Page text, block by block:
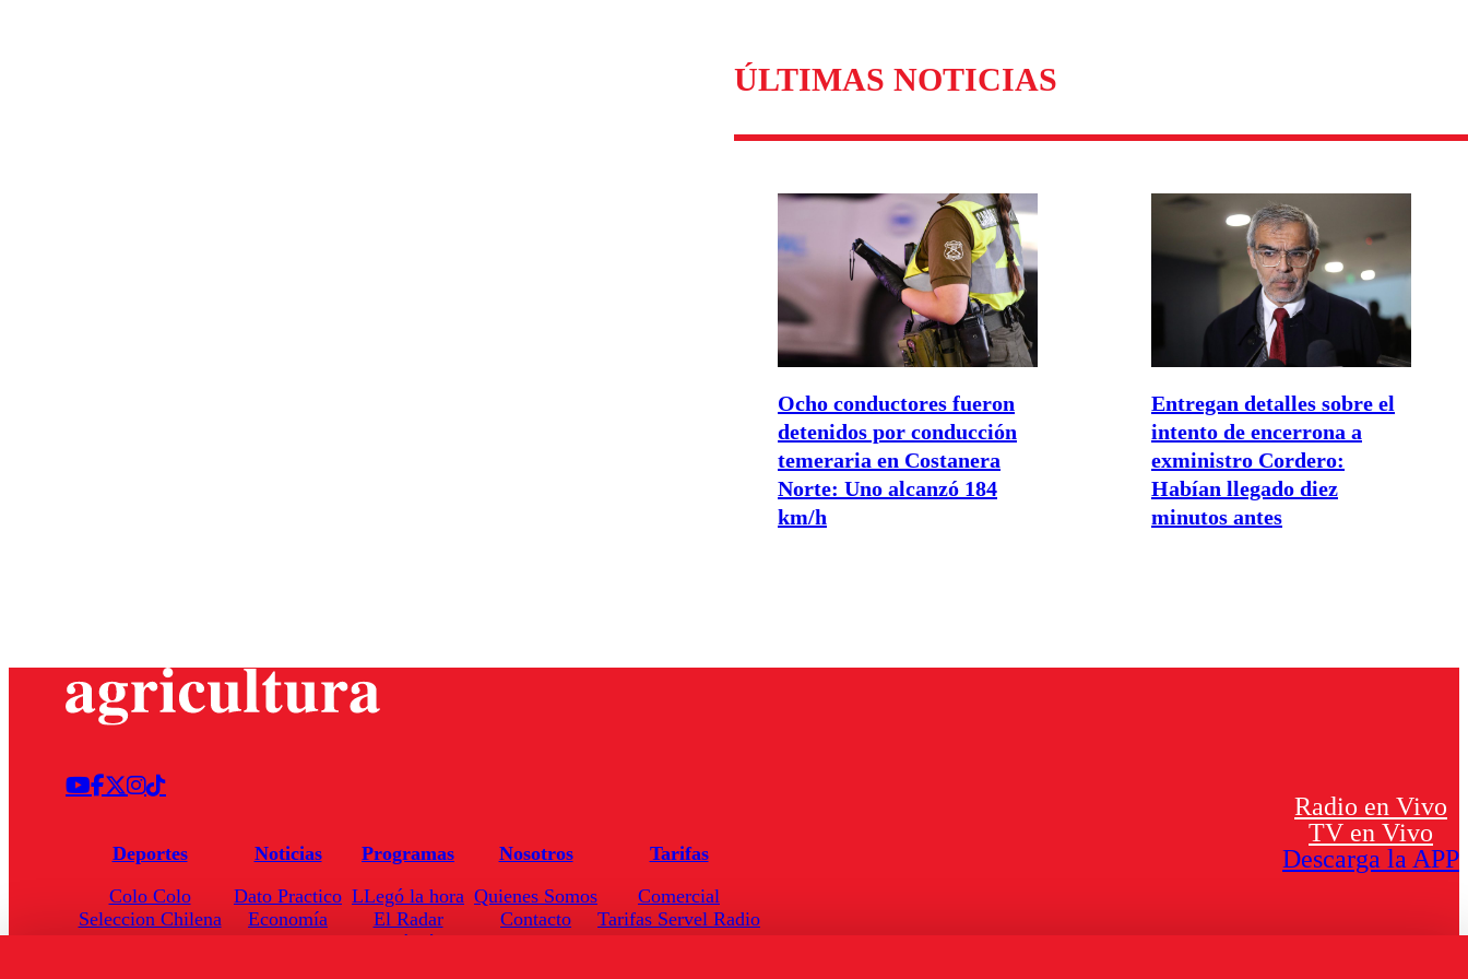
ÚLTIMAS NOTICIAS
Ocho conductores fueron
detenidos por conducción
temeraria en Costanera
Norte: Uno alcanzó 184
km/h
Entregan detalles sobre el
intento de encerrona a
exministro Cordero:
Habían llegado diez
minutos antes
Deportes
Colo Colo
Seleccion Chilena
Noticias
Dato Practico
Economía
Programas
LLegó la hora
El Radar
Enfoqué Público
Nosotros
Quienes Somos
Contacto
Tarifas
Comercial
Tarifas Servel Radio
Radio en Vivo
TV en Vivo
Descarga la APP